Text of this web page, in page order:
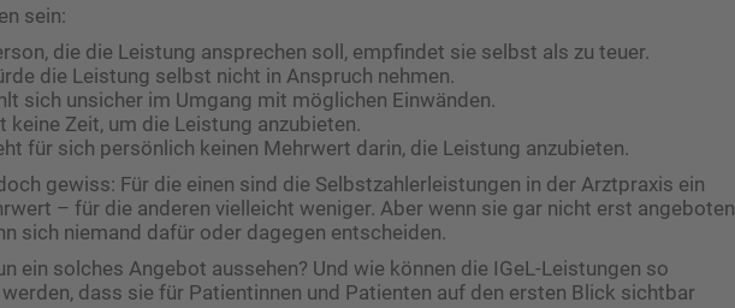
sein:
die die Leistung ansprechen soll, empfindet sie selbst als zu teuer.
die Leistung selbst nicht in Anspruch nehmen.
sich unsicher im Umgang mit möglichen Einwänden.
keine Zeit, um die Leistung anzubieten.
für sich persönlich keinen Mehrwert darin, die Leistung anzubieten.
gewiss: Für die einen sind die Selbstzahlerleistungen in der Arztpraxis ein
– für die anderen vielleicht weniger. Aber wenn sie gar nicht erst angeboten
sich niemand dafür oder dagegen entscheiden.
ein solches Angebot aussehen? Und wie können die IGeL-Leistungen so
dass sie für Patientinnen und Patienten auf den ersten Blick sichtbar